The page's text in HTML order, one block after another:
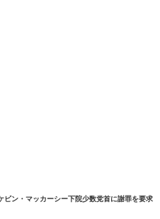
ン・マッカーシー下院少数党首に謝罪を要求